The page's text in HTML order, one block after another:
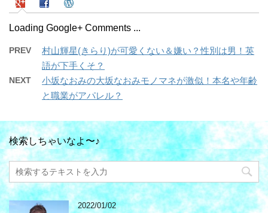
Loading Google+ Comments ...
PREV
村山輝星(きらり)が可愛くない＆嫌い？性別は男！英
語が下手くそ？
NEXT
小坂なおみの大坂なおみモノマネが激似！本名や年齢
と職業がアパレル？
検索しちゃいなよ〜♪
2022/01/02